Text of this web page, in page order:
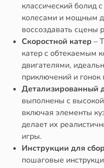
классический болид
колесами и мощным
воссоздавать сцены
Скоростной катер –
катер с обтекаемым
двигателями,
приключений и гонок
Детализированный
выполнены с
включая элементы
делает их
игры.
Инструкции для
пошаговые